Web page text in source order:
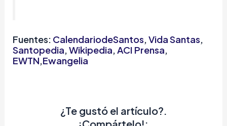
Fuentes: CalendariodeSantos,Vida Santas,
Santopedia,Wikipedia,ACI Prensa,
EWTN,Ewangelia
¿Te gustó el artículo?.